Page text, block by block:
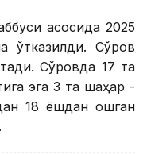
асосида 2025
ўтказилди. Сўров
Сўровда 17 та
эга 3 та шаҳар -
18 ёшдан ошган